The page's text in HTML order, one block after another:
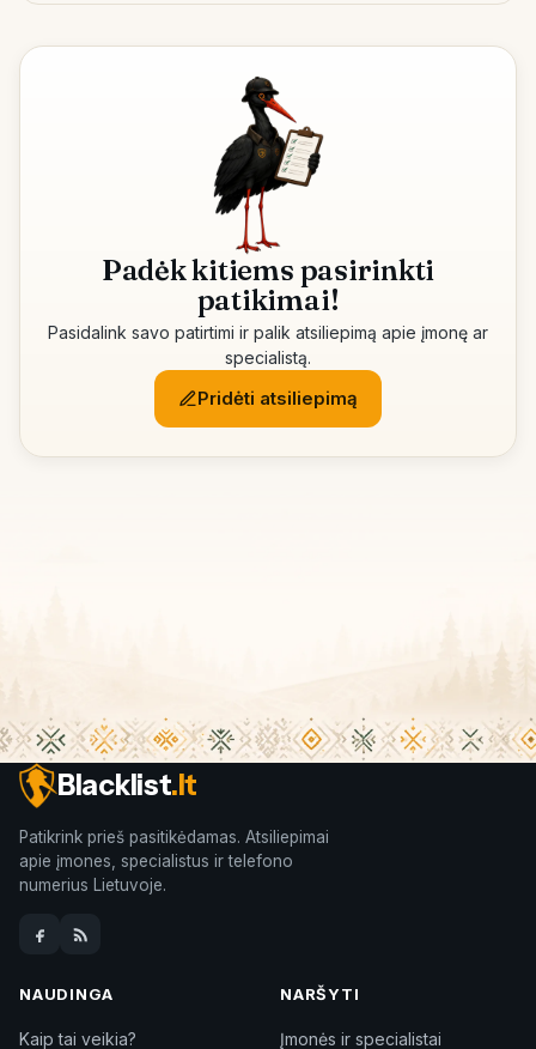
Padėk kitiems pasirinkti
patikimai!
Pasidalink savo patirtimi ir palik atsiliepimą apie įmonę ar
specialistą.
Pridėti atsiliepimą
Blacklist.lt
Patikrink prieš pasitikėdamas. Atsiliepimai
apie įmones, specialistus ir telefono
numerius Lietuvoje.
NAUDINGA
Kaip tai veikia?
NARŠYTI
Įmonės ir specialistai